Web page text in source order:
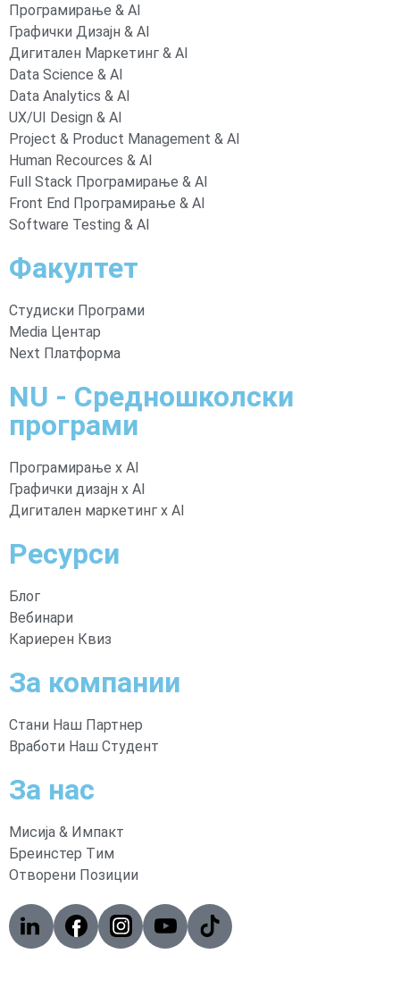
Програмирање & AI
Графички Дизајн & AI
Дигитален Маркетинг & AI
Data Science & AI
Data Analytics & AI
UX/UI Design & AI
Project & Product Management & AI
Human Recources & AI
Full Stack Програмирање & AI
Front End Програмирање & AI
Software Testing & AI
Факултет
Студиски Програми
Media Центар
Next Платформа
NU - Средношколски
програми​
Програмирање x AI
Графички дизајн x AI
Дигитален маркетинг x AI
Ресурси
Блог
Вебинари
Кариерен Квиз
За компании
Стани Наш Партнер
Вработи Наш Студент
За нас
Мисија & Импакт
Бреинстер Tим
Oтворени Позиции